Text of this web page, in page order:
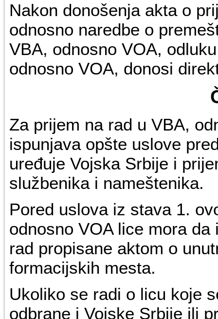
Nakon donošenja akta o
odnosno naredbe o
VBA, odnosno VOA,
odnosno VOA, donosi
Za prijem na rad u VBA,
ispunjava opšte uslove
uređuje Vojska Srbije i
službenika i nameštenika.
Pored uslova iz stava 1.
odnosno VOA lice mora
rad propisane aktom o
formacijskih mesta.
Ukoliko se radi o licu koje
odbrane i Vojske Srbije ili